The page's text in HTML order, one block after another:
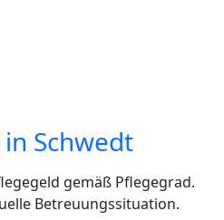
Schwedt
gemäß Pflegegrad.
Betreuungssituation.